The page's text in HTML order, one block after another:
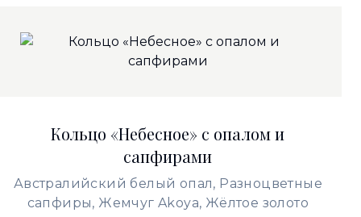
Кольцо «Небесное» с опалом и
сапфирами
Австралийский белый опал, Разноцветные
сапфиры, Жемчуг Akoya, Жёлтое золото